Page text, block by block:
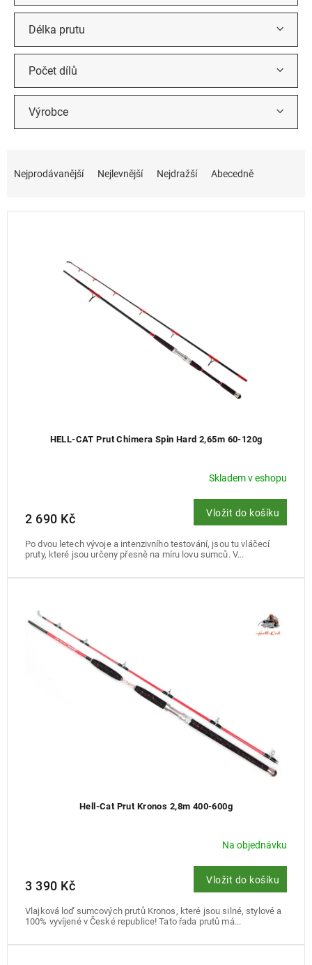
Nejprodávanější Nejlevnější Nejdražší Abecedně
Délka prutu
Počet dílů
Výrobce
HELL-CAT Prut Chimera Spin Hard 2,65m 60-120g
Skladem v eshopu
2 690 Kč Vložit do košíku
Po dvou letech vývoje a intenzivního testování, jsou tu vláčecí
pruty, které jsou určeny přesně na míru lovu sumců. V...
Hell-Cat Prut Kronos 2,8m 400-600g
Na objednávku
3 390 Kč Vložit do košíku
Vlajková loď sumcových prutů Kronos, které jsou silné, stylové a
100% vyvíjené v České republice! Tato řada prutů má...